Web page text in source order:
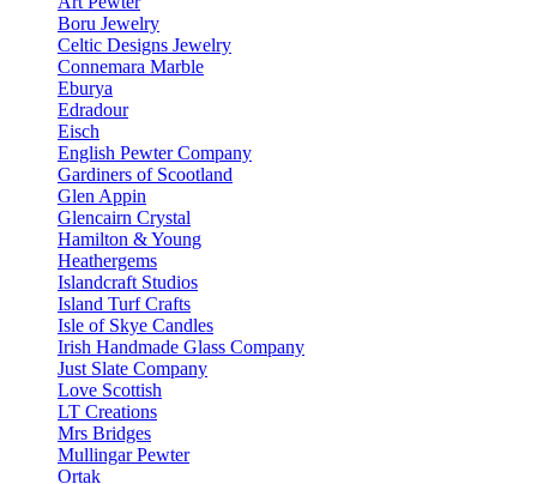
Boru Jewelry
Celtic Designs Jewelry
Connemara Marble
Eburya
Edradour
Eisch
English Pewter Company
Gardiners of Scootland
Glen Appin
Glencairn Crystal
Hamilton & Young
Heathergems
Islandcraft Studios
Island Turf Crafts
Isle of Skye Candles
Irish Handmade Glass Company
Just Slate Company
Love Scottish
LT Creations
Mrs Bridges
Mullingar Pewter
Ortak